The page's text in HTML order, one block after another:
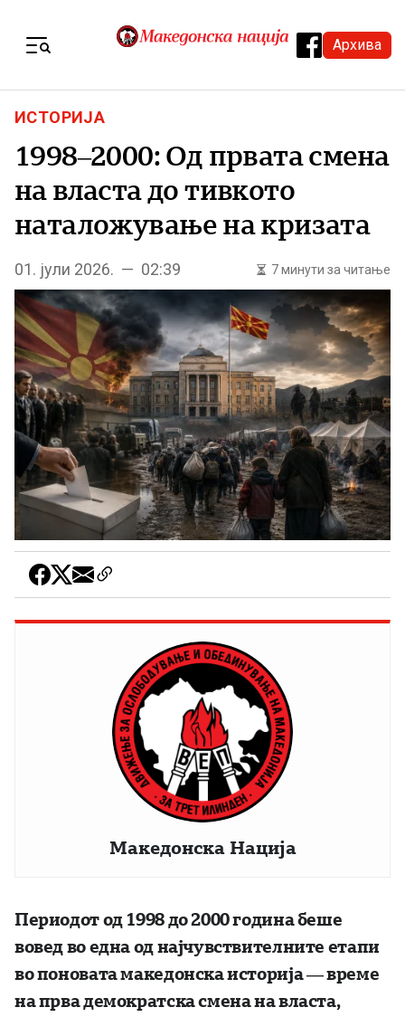
Архива
ИСТОРИЈА
1998–2000: Од првата смена
на власта до тивкото
наталожување на кризата
01. јули 2026. — 02:39 7 минути за читање
Македонска Нација
Периодот од 1998 до 2000 година беше
вовед во една од најчувствителните етапи
во поновата македонска историја — време
на прва демократска смена на власта,